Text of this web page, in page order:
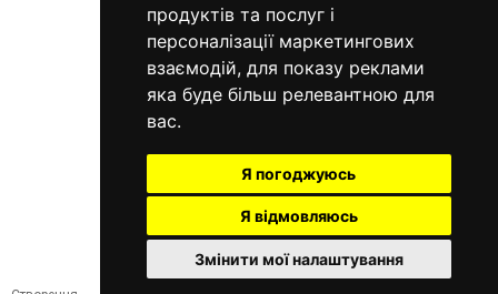
продуктів та послуг і
персоналізації маркетингових
взаємодій, для показу реклами
яка буде більш релевантною для
вас.
Я погоджуюсь
Я відмовляюсь
Змінити мої налаштування
098 640-93-46
Контактна інформація
Повна версія сайту
© 2014—2026
Створи свій сон!
Рус
Eng